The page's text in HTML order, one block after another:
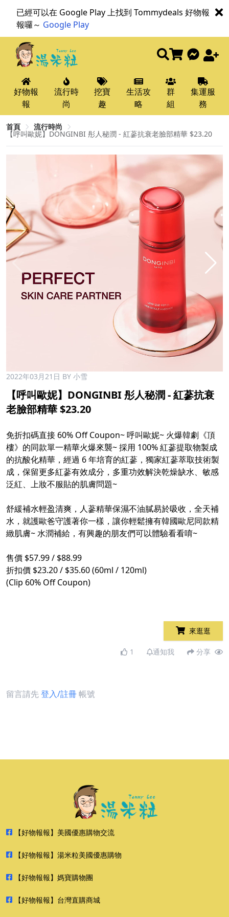
已經可以在 Google Play 上找到 Tommydeals 好物報
報囉～ Google Play
好物報
報
流行時
尚
挖寶
趣
生活攻
略
群
組
集運服
務
首頁 流行時尚
【呼叫歐妮】DONGINBI 彤人秘潤 - 紅蔘抗衰老臉部精華 $23.20​
2022年03月21日 BY 小雪
【呼叫歐妮】DONGINBI 彤人秘潤 - 紅蔘抗衰
老臉部精華 $23.20​
免折扣碼直接 60% Off Coupon~ 呼叫歐妮~ 火爆韓劇《頂
樓》的同款單一精華火爆來襲~ 採用 100% 紅蔘提取物製成
的抗酸化精華，經過 6 年培育的紅蔘，獨家紅蔘萃取技術製
成，保留更多紅蔘有效成分，多重功效解決乾燥缺水、敏感
泛紅、上妝不服貼的肌膚問題~​
舒緩補水輕盈清爽，人蔘精華保濕不油膩易於吸收，全天補
水，就護歐爸守護著你一樣，讓你輕鬆擁有韓國歐尼同款精
緻肌膚~ 水潤補給，有興趣的朋友們可以體驗看看唷~​
售價 $57.99 / $88.99​
折扣價 $23.20 / $35.60 (60ml / 120ml)​
(Clip 60% Off Coupon)​
來逛逛
1 通知我 分享
留言請先登入/註冊帳號
【好物報報】美國優惠購物交流
【好物報報】湯米粒美國優惠購物
【好物報報】媽寶購物團
【好物報報】台灣直購商城